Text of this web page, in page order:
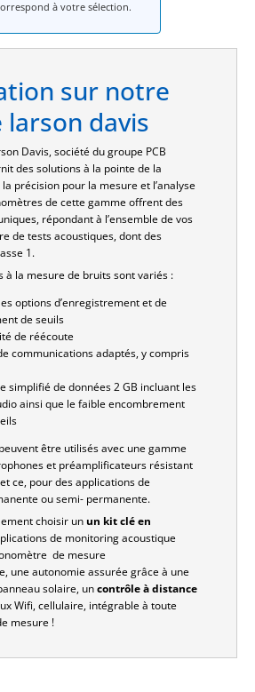
en main
à votre sélection.
sur notre
larson davis
Davis, société du groupe PCB
des solutions à la pointe de la
précision pour la mesure et l’analyse
de cette gamme offrent des
répondant à l’ensemble de vos
de tests acoustiques, dont des
1.
à la mesure de bruits sont variés :
options d’enregistrement et de
de seuils
de réécoute
communications adaptés, y compris
simplifié de données 2 GB incluant les
ainsi que le faible encombrement
être utilisés avec une gamme
et préamplificateurs résistant
ce, pour des applications de
ou semi- permanente.
choisir un un kit clé en
de monitoring acoustique
de mesure
une autonomie assurée grâce à une
solaire, uncontrôle à distance
Wifi, cellulaire, intégrable à toute
mesure !